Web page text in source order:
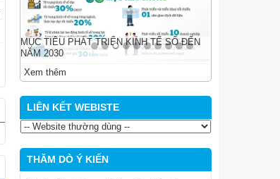
MỤC TIÊU PHÁT TRIỂN KINH TẾ SỐ ĐẾN
NĂM 2030
Xem thêm
LIÊN KẾT WEBISTE
THĂM DÒ Ý KIẾN